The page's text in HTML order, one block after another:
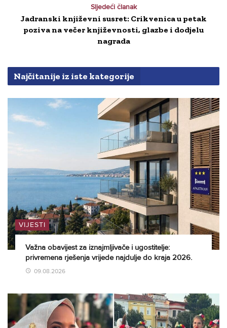
Sljedeći članak
Jadranski književni susret: Crikvenica u petak
poziva na večer književnosti, glazbe i dodjelu
nagrada
Najčitanije iz iste kategorije
VIJESTI
Važna obavijest za iznajmljivače i ugostitelje:
privremena rješenja vrijede najdulje do kraja 2026.
09.08.2026